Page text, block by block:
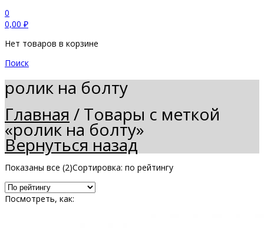
0
0,00 ₽
Нет товаров в корзине
Поиск
ролик на болту
Главная / Товары с меткой
«ролик на болту»
Вернуться назад
Показаны все (2)Сортировка: по рейтингу
Посмотреть, как: